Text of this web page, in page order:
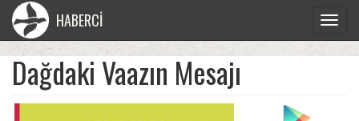
Toggle
HABERCİ
Dağdaki Vaazın Mesajı